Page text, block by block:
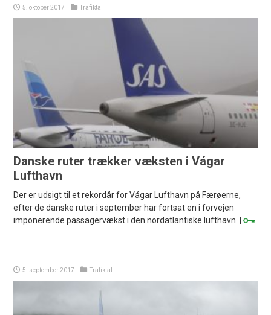
5. oktober 2017 Trafiktal
Danske ruter trækker væksten i Vágar
Lufthavn
Der er udsigt til et rekordår for Vágar Lufthavn på Færøerne,
efter de danske ruter i september har fortsat en i forvejen
imponerende passagervækst i den nordatlantiske lufthavn. |
5. september 2017 Trafiktal